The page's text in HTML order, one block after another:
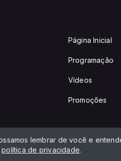
Página Inicial
Programação
Vídeos
Promoções
lembrar de você e
política de privacidade.